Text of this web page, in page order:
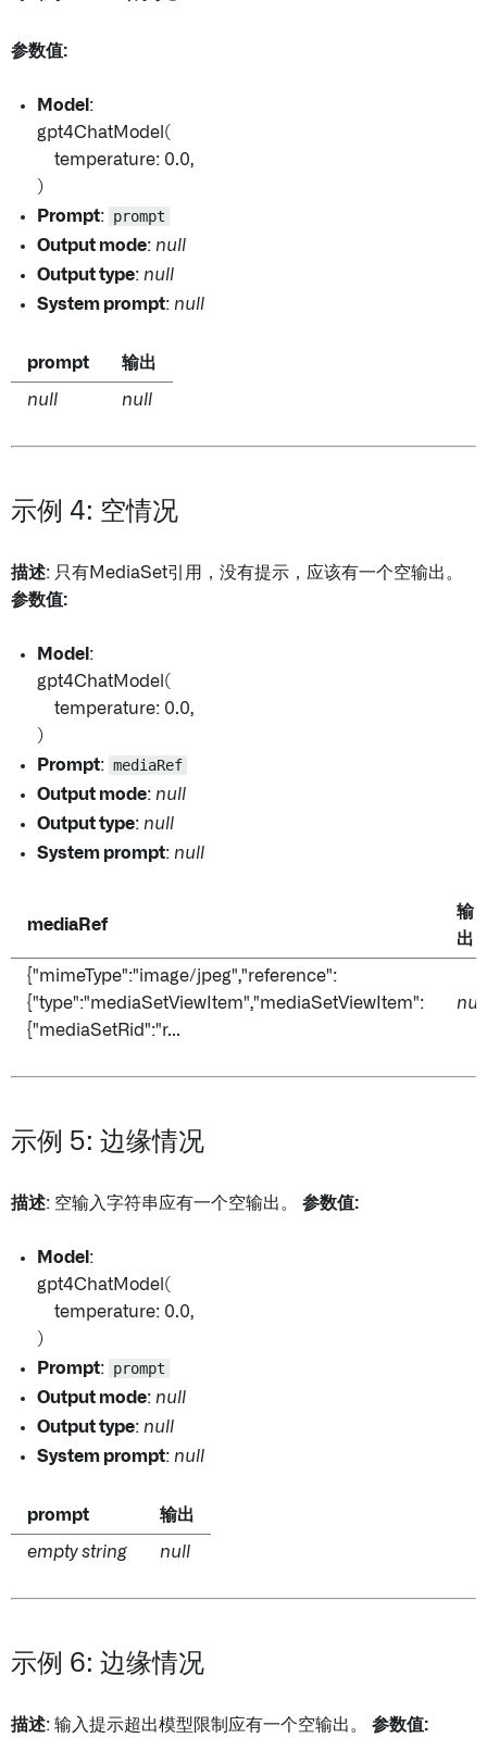
参数值:
Model :
gpt4ChatModel(
temperature: 0.0,
)
Prompt: prompt
Output mode: null
Output type: null
System prompt: null
prompt 输出
null null
示例 4: 空情况
描述: 只有MediaSet引用，没有提示，应该有一个空输出。
参数值:
Model :
gpt4ChatModel(
temperature: 0.0,
)
Prompt: mediaRef
Output mode: null
Output type: null
System prompt: null
mediaRef
输
出
{"mimeType":"image/jpeg","reference":
{"type":"mediaSetViewItem","mediaSetViewItem":
{"mediaSetRid":"r...
null
示例 5: 边缘情况
描述: 空输入字符串应有一个空输出。 参数值:
Model :
gpt4ChatModel(
temperature: 0.0,
)
Prompt: prompt
Output mode: null
Output type: null
System prompt: null
prompt 输出
empty string null
示例 6: 边缘情况
描述: 输入提示超出模型限制应有一个空输出。 参数值: